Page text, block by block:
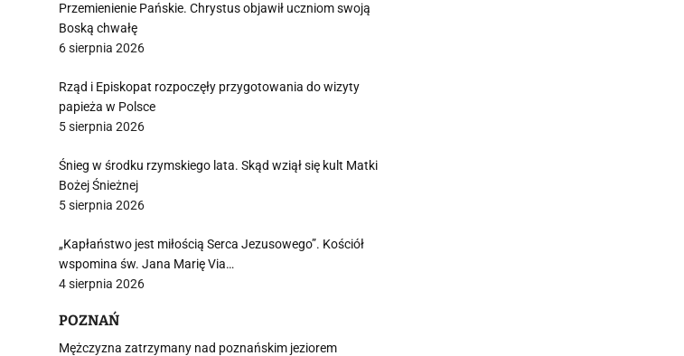
Przemienienie Pańskie. Chrystus objawił uczniom swoją
Boską chwałę
6 sierpnia 2026
Rząd i Episkopat rozpoczęły przygotowania do wizyty
papieża w Polsce
5 sierpnia 2026
Śnieg w środku rzymskiego lata. Skąd wziął się kult Matki
Bożej Śnieżnej
5 sierpnia 2026
„Kapłaństwo jest miłością Serca Jezusowego”. Kościół
wspomina św. Jana Marię Via…
4 sierpnia 2026
POZNAŃ
Mężczyzna zatrzymany nad poznańskim jeziorem